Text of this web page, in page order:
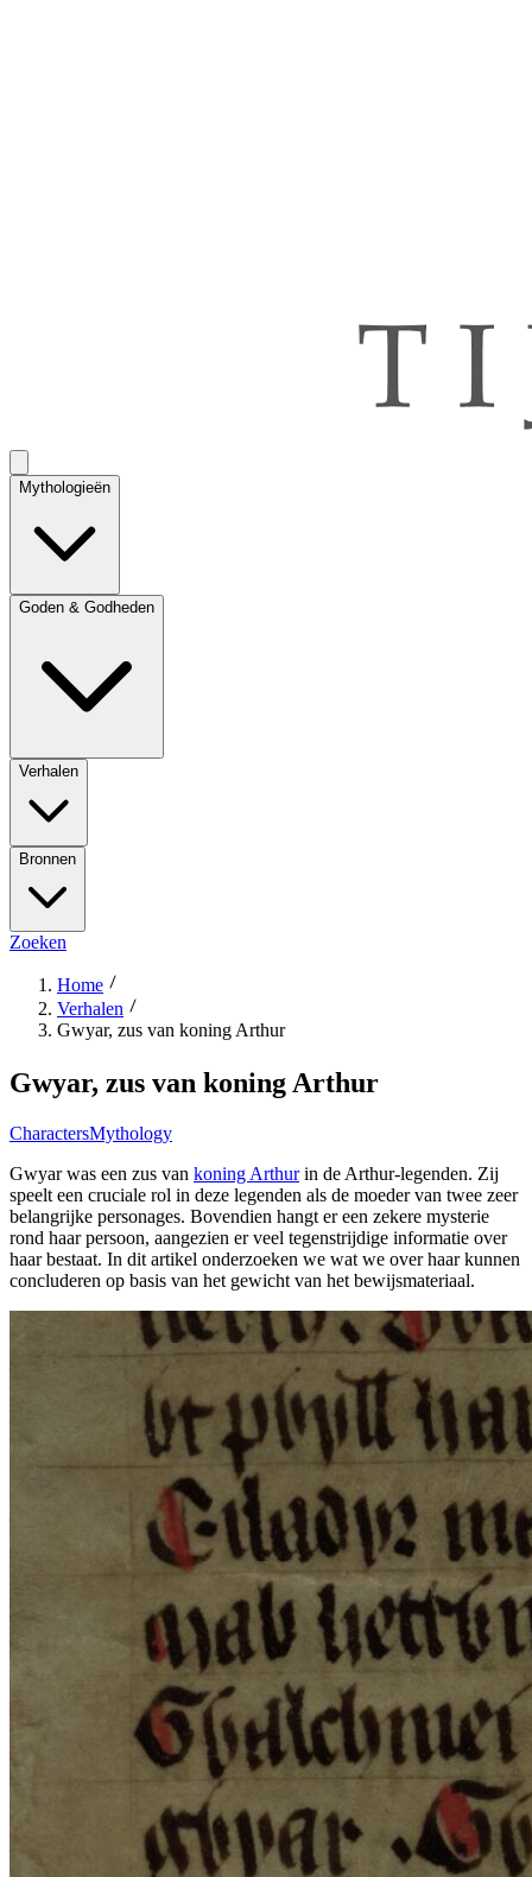
Mythologieën
Goden & Godheden
Verhalen
Bronnen
Zoeken
Home
Verhalen
Gwyar, zus van koning Arthur
Gwyar, zus van koning Arthur
CharactersMythology
Gwyar was een zus van koning Arthurin de Arthur-legenden. Zij
speelt een cruciale rol in deze legenden als de moeder van twee zeer
belangrijke personages. Bovendien hangt er een zekere mysterie
rond haar persoon, aangezien er veel tegenstrijdige informatie over
haar bestaat. In dit artikel onderzoeken we wat we over haar kunnen
concluderen op basis van het gewicht van het bewijsmateriaal.